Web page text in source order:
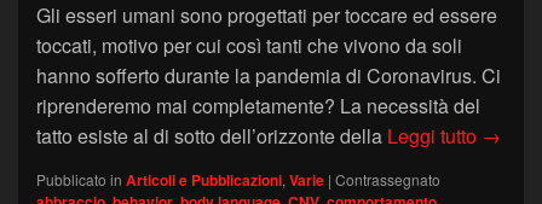
Gli esseri umani sono progettati per toccare ed essere
toccati, motivo per cui così tanti che vivono da soli
hanno sofferto durante la pandemia di Coronavirus. Ci
riprenderemo mai completamente? La necessità del
tatto esiste al di sotto dell’orizzonte della Leggi tutto Il
→
Pubblicato in Articoli e Pubblicazioni,Varie | Contrassegnato